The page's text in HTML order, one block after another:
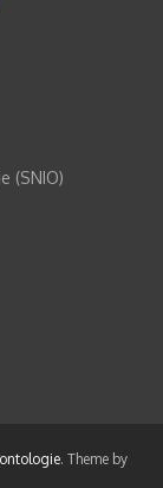
(SNIO)
. Theme by